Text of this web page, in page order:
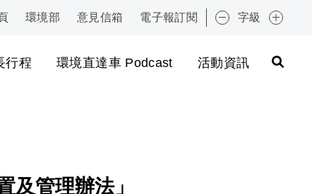
環境部 意見信箱 電子報訂閱 字級
行程 環境直達車 Podcast 活動資訊
:::
及管理辦法」